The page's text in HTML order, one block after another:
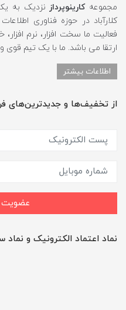
مجموعهکارینوپرداز نزدیک به
کلارآباد در حوزه فناوری
فعالیت ما سخت افزار، نرم
ارتقا می باشد. ما با یک تیم
اطلاعات بیشتر
از تخفیف‌ها و جدیدترین‌های
عضویت
نماد اعتماد الکترونیک و نماد